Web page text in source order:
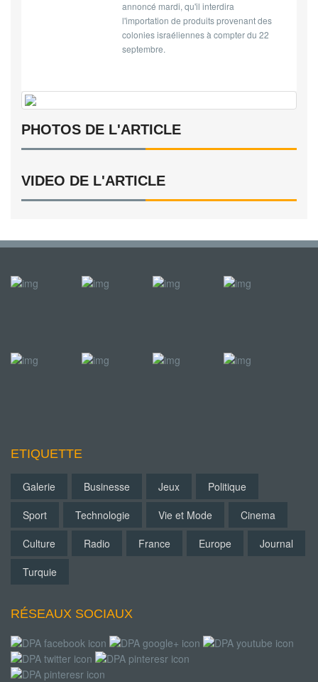
annoncé mardi, qu'il interdira
l'importation de produits provenant des
colonies israéliennes à compter du 22
septembre.
PHOTOS DE L'ARTICLE
VIDEO DE L'ARTICLE
ETIQUETTE
Galerie Businesse Jeux
Politique
Sport
Technologie Vie et Mode
Cinema
Culture
Radio France Europe
Journal
Turquie
RÉSEAUX SOCIAUX